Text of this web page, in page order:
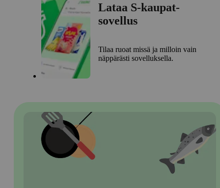
Lataa S-kaupat-
sovellus
Tilaa ruoat missä ja milloin vain
näppärästi sovelluksella.